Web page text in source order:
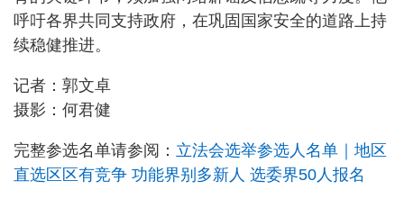
呼吁各界共同支持政府，在巩固国家安全的道路上持
续稳健推进。
记者：郭文卓
摄影：何君健
完整参选名单请参阅： 立法会选举参选人名单｜地区
直选区区有竞争 功能界别多新人 选委界50人报名